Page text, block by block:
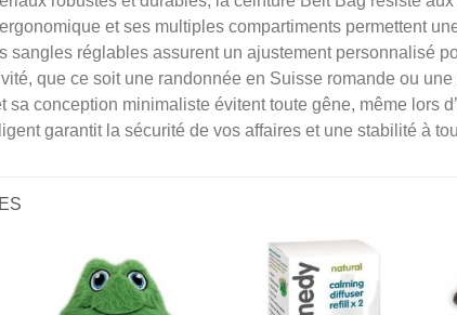
et ses multiples compartiments permettent
sangles réglables assurent un ajustement personnalisé
que ce soit une randonnée en Suisse romande ou
sa conception minimaliste évitent toute gêne, même lors
garantit la sécurité de vos affaires et une stabilité à